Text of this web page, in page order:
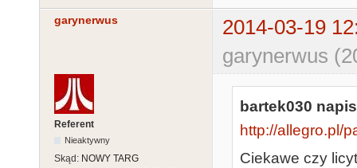
garynerwus
2014-03-19
garynerwus
Referent
Nieaktywny
Skąd: NOWY TARG
bartek030
http://allegro.pl/
Ciekawe czy